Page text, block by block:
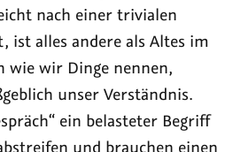
nach einer trivialen
ist alles andere als Altes im
wie wir Dinge nennen,
unser Verständnis.
ein belasteter Begriff
und brauchen einen